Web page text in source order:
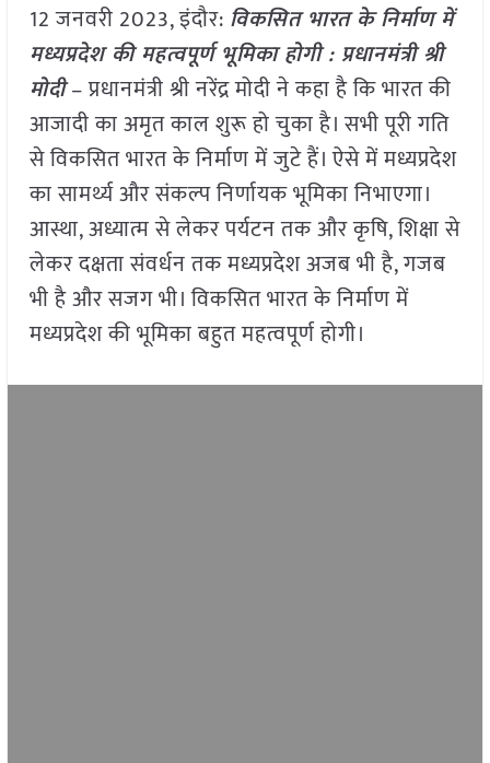
12 जनवरी 2023, इंदौर: विकसित भारत के निर्माण में
मध्यप्रदेश की महत्वपूर्ण भूमिका होगी : प्रधानमंत्री श्री
मोदी– प्रधानमंत्री श्री नरेंद्र मोदी ने कहा है कि भारत की
आजादी का अमृत काल शुरू हो चुका है। सभी पूरी गति
से विकसित भारत के निर्माण में जुटे हैं। ऐसे में मध्यप्रदेश
का सामर्थ्य और संकल्प निर्णायक भूमिका निभाएगा।
आस्था, अध्यात्म से लेकर पर्यटन तक और कृषि, शिक्षा से
लेकर दक्षता संवर्धन तक मध्यप्रदेश अजब भी है, गजब
भी है और सजग भी। विकसित भारत के निर्माण में
मध्यप्रदेश की भूमिका बहुत महत्वपूर्ण होगी।